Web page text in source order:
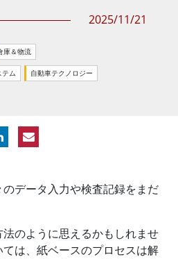
2025/11/21
庫＆物流
ム 自動車テクノロジー
データ入力や検査記録をまだ
のように思えるかもしれませ
は、紙ベースのプロセスは解